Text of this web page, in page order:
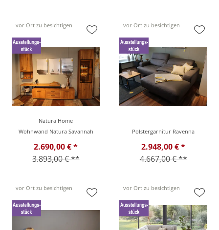
vor Ort zu besichtigen
Natura Home
Wohnwand Natura Savannah
2.690,00 € *
3.893,00 € **
vor Ort zu besichtigen
Polstergarnitur Ravenna
2.948,00 € *
4.667,00 € **
vor Ort zu besichtigen vor Ort zu besichtigen